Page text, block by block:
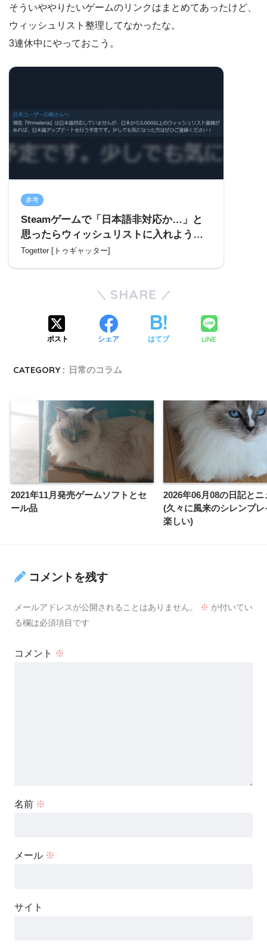
そういややりたいゲームのリンクはまとめてあったけど、
ウィッシュリスト整理してなかったな。
3連休中にやっておこう。
参考
Steamゲームで「日本語非対応か…」と
思ったらウィッシュリストに入れよう、
作者には登録者の国情報が見えてるらし
Togetter [トゥギャッター]
SHARE
ポスト シェア はてブ LINE
CATEGORY : 日常のコラム
2021年11月発売ゲームソフトとセ
ール品
2026年06月08の日記とニ
(久々に風来のシレンプレ
楽しい)
コメントを残す
メールアドレスが公開されることはありません。 ※ が付いてい
る欄は必須項目です
コメント ※
名前 ※
メール ※
サイト